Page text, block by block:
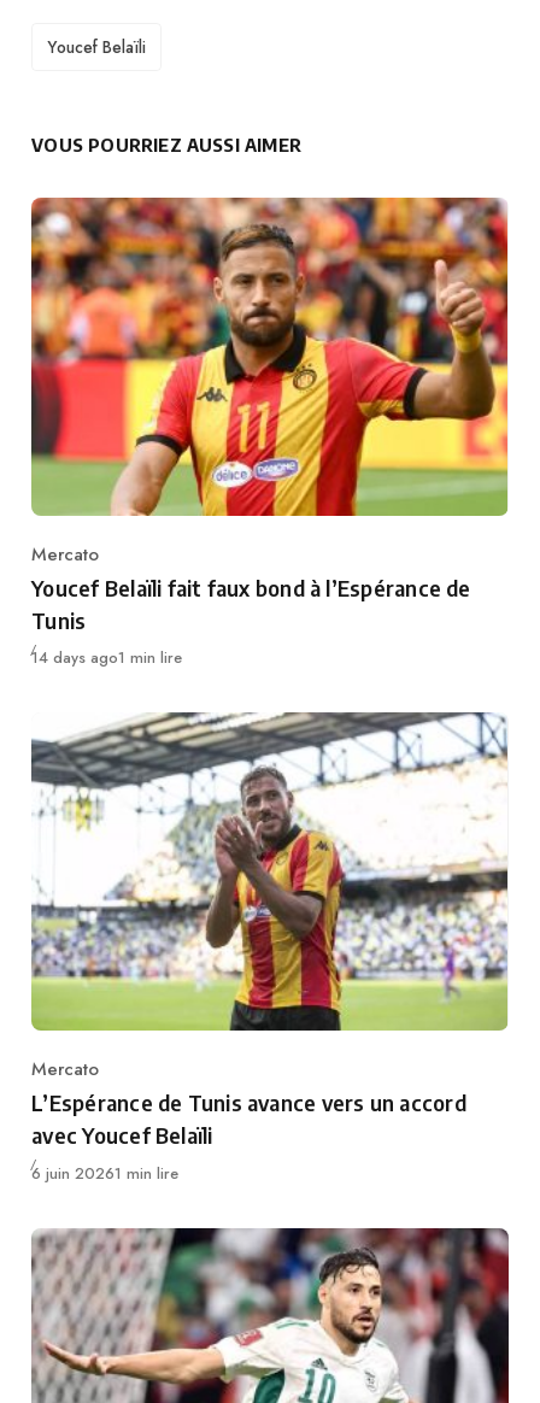
TAGS
Youcef Belaïli
VOUS POURRIEZ AUSSI AIMER
Category
Mercato
Youcef Belaïli fait faux bond à l’Espérance de
Tunis
Publié
14 days ago1 min lire
Category
Mercato
L’Espérance de Tunis avance vers un accord
avec Youcef Belaïli
Publié
6 juin 20261 min lire